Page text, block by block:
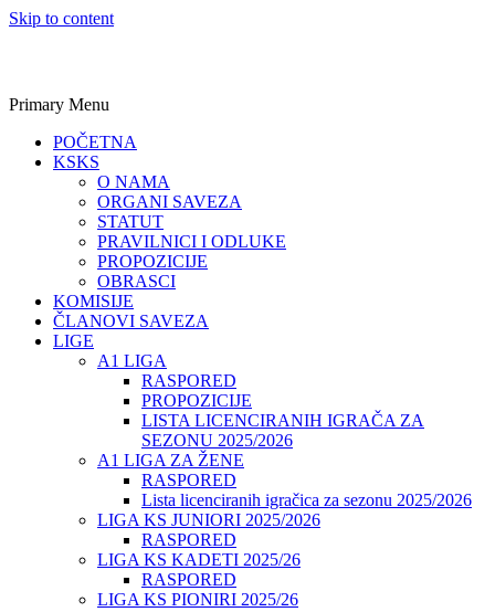
Skip to content
Primary Menu
POČETNA
KSKS
O NAMA
ORGANI SAVEZA
STATUT
PRAVILNICI I ODLUKE
PROPOZICIJE
OBRASCI
KOMISIJE
ČLANOVI SAVEZA
LIGE
A1 LIGA
RASPORED
PROPOZICIJE
LISTA LICENCIRANIH IGRAČA ZA
SEZONU 2025/2026
A1 LIGA ZA ŽENE
RASPORED
Lista licenciranih igračica za sezonu 2025/2026
LIGA KS JUNIORI 2025/2026
RASPORED
LIGA KS KADETI 2025/26
RASPORED
LIGA KS PIONIRI 2025/26